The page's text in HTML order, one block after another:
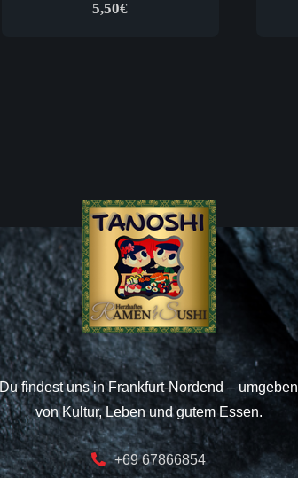
5,50€
Du findest uns in Frankfurt-Nordend – umgeben
von Kultur, Leben und gutem Essen.
+69 67866854